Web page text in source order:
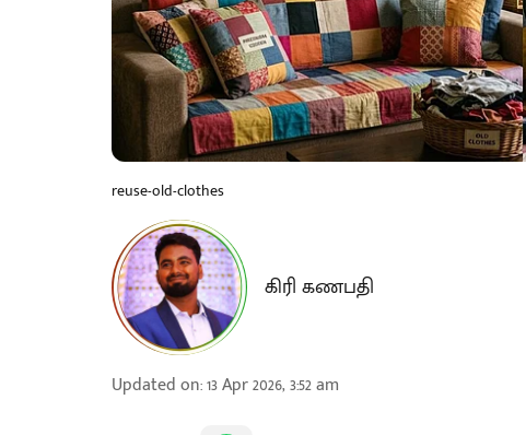
reuse-old-clothes
கிரி கணபதி
Updated on:13 Apr 2026, 3:52 am